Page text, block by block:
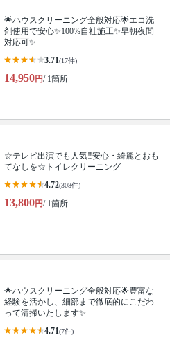
🌟ハウスクリーニング全般対応🌟エコ洗
剤使用で安心✨100%自社施工✨早朝夜間
対応可✨
3.71(17件)
14,950円/ 1箇所
☆テレビ出演でも人気‼安心・綺麗とおも
てなしを☆トイレクリーニング
4.72(308件)
13,800円/ 1箇所
🌟ハウスクリーニング全般対応🌟豊富な
経験を活かし、細部まで徹底的にこだわ
って清掃いたします✨
4.71(7件)